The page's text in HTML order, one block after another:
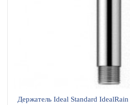
Держатель Ideal Standard